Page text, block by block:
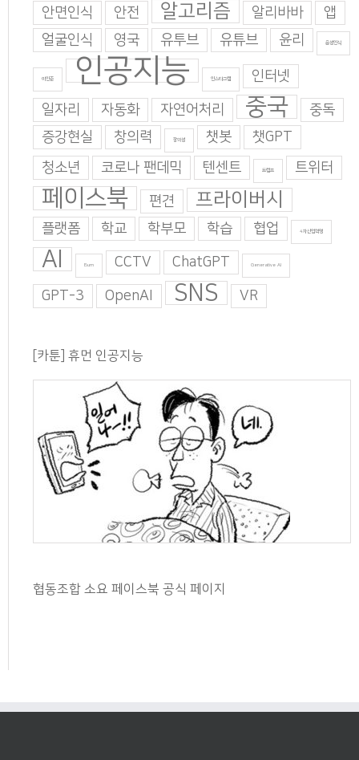
안면인식
안전 알고리즘 알리바바
앱
얼굴인식
영국 유투브 유튜브 윤리 음성인식
이인준 인공지능 인스타그램 인터넷
일자리 자동화 자연어처리 중국
중독
증강현실
창의력 창의성 챗봇
챗GPT
청소년
코로나 팬데믹 텐센트 트럼프 트위터
페이스북 편견 프라이버시
플랫폼 학교 학부모 학습 협업 4차산업혁명
AI Burn CCTV ChatGPT Generative AI
GPT-3 OpenAI SNS VR
[카툰] 휴먼 인공지능
협동조합 소요 페이스북 공식 페이지